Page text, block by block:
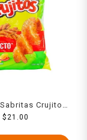
Crujitos
43 Grs
$ 21.00